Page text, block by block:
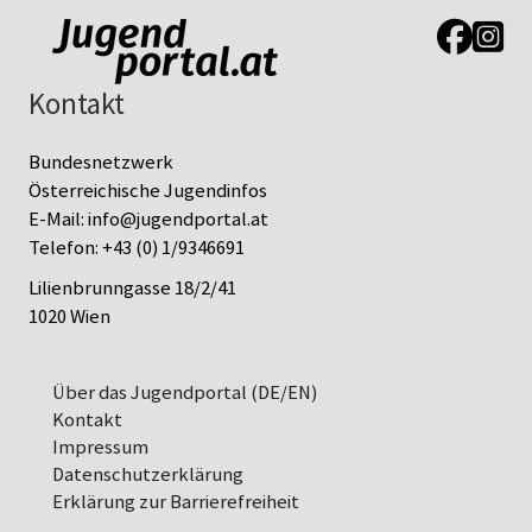
Link zur
Link
Kontakt
Bundesnetzwerk
Österreichische Jugendinfos
E-Mail:info@jugendportal.at
Telefon:+43 (0) 1/9346691
Lilienbrunngasse 18/2/41
1020 Wien
Über das Jugendportal (DE/EN)
Kontakt
Impressum
Datenschutz­erklärung
Erklärung zur Barrierefreiheit